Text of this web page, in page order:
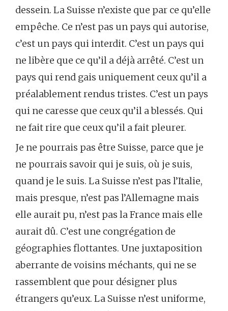
dessein. La Suisse n’existe que par ce qu’elle
empêche. Ce n’est pas un pays qui autorise,
c’est un pays qui interdit. C’est un pays qui
ne libère que ce qu’il a déjà arrêté. C’est un
pays qui rend gais uniquement ceux qu’il a
préalablement rendus tristes. C’est un pays
qui ne caresse que ceux qu’il a blessés. Qui
ne fait rire que ceux qu’il a fait pleurer.
Je ne pourrais pas être Suisse, parce que je
ne pourrais savoir qui je suis, où je suis,
quand je le suis. La Suisse n’est pas l’Italie,
mais presque, n’est pas l’Allemagne mais
elle aurait pu, n’est pas la France mais elle
aurait dû. C’est une congrégation de
géographies flottantes. Une juxtaposition
aberrante de voisins méchants, qui ne se
rassemblent que pour désigner plus
étrangers qu’eux. La Suisse n’est uniforme,